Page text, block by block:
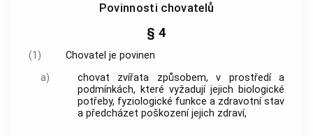
Povinnosti chovatelů
§ 4
(1)
Chovatel je povinen
a)
chovat zvířata způsobem, v prostředí a
podmínkách, které vyžadují jejich biologické
potřeby, fyziologické funkce a zdravotní stav
a předcházet poškození jejich zdraví,